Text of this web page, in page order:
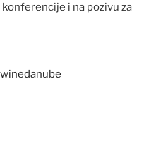
i na pozivu za